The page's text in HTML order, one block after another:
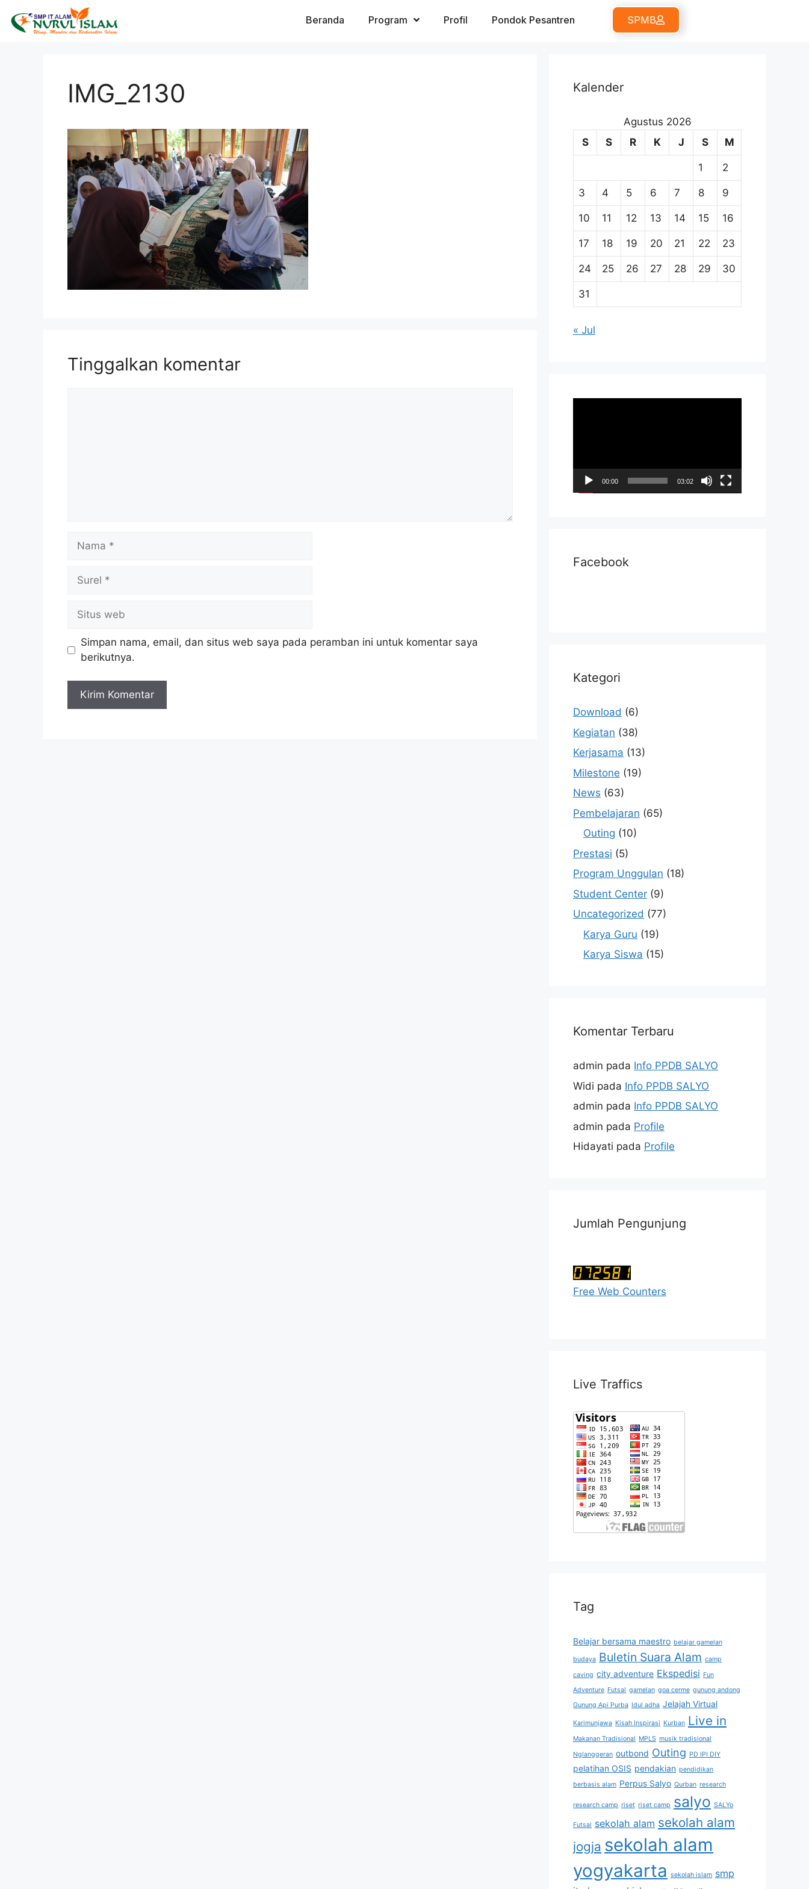
Beranda Program Profil Pondok Pesantren SPMB
IMG_2130
Tinggalkan komentar
Simpan nama, email, dan situs web saya pada peramban ini untuk komentar saya
berikutnya.
Kalender
Agustus 2026
S
S R K J S M
1 2
3 4 5 6 7 8 9
10 11 12 13 14 15 16
17 18 19 20 21 22 23
24 25 26 27 28 29 30
31
« Jul
00:00 03:02
Facebook
Kategori
Download (6)
Kegiatan (38)
Kerjasama (13)
Milestone (19)
News (63)
Pembelajaran (65)
Outing (10)
Prestasi (5)
Program Unggulan (18)
Student Center (9)
Uncategorized (77)
Karya Guru (19)
Karya Siswa (15)
Komentar Terbaru
admin pada Info PPDB SALYO
Widi pada Info PPDB SALYO
admin pada Info PPDB SALYO
admin pada Profile
Hidayati pada Profile
Jumlah Pengunjung
Free Web Counters
Live Traffics
Tag
Belajar bersama maestro belajar gamelan
budaya Buletin Suara Alam camp
caving city adventure Ekspedisi Fun
Adventure Futsal gamelan goa cerme gunung andong
Gunung Api Purba Idul adha Jelajah Virtual
Karimunjawa Kisah Inspirasi Kurban Live in
Makanan Tradisional MPLS musik tradisional
Nglanggeran outbond Outing PD IPI DIY
pelatihan OSIS pendakian pendidikan
berbasis alam Perpus Salyo Qurban research
research camp riset riset camp salyo SALYo
Futsal sekolah alam sekolah alam
jogja sekolah alam
yogyakarta sekolah islam smp